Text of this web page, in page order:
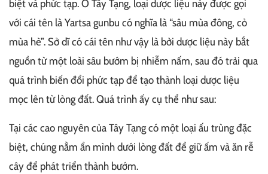
biệt và phức tạp. Ở Tây Tạng, loại dược liệu này được gọi
với cái tên là Yartsa gunbu có nghĩa là “sâu mùa đông, cỏ
mùa hè”. Sở dĩ có cái tên như vậy là bởi dược liệu này bắt
nguồn từ một loài sâu bướm bị nhiễm nấm, sau đó trải qua
quá trình biến đổi phức tạp để tạo thành loại dược liệu
mọc lên từ lòng đất. Quá trình ấy cụ thể như sau:
Tại các cao nguyên của Tây Tạng có một loại ấu trùng đặc
biệt, chúng nằm ẩn mình dưới lòng đất để giữ ấm và ăn rễ
cây để phát triển thành bướm.